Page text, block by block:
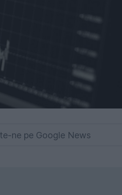
ne pe Google News